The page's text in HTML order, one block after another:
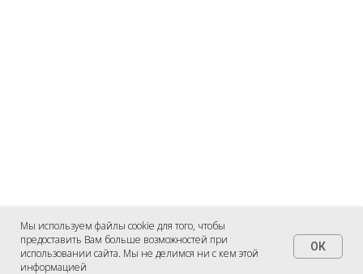
Мы используем файлы cookie для того, чтобы
предоставить Вам больше возможностей при
использовании сайта. Мы не делимся ни с кем этой
информацией
ОК